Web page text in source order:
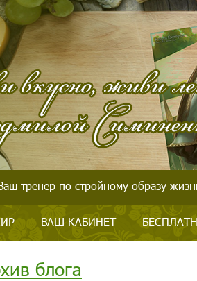
тренер по стройному образу
ВАШ КАБИНЕТ
блога